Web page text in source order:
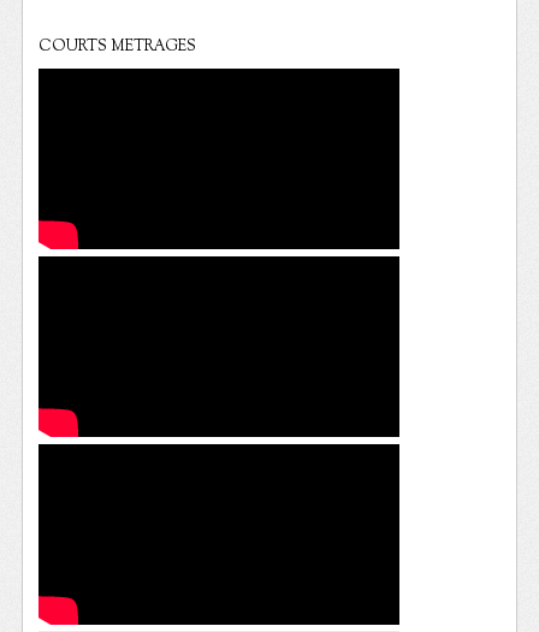
COURTS METRAGES